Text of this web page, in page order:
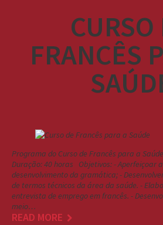
CURSO
FRANCÊS
Programa do Curso de Francês para a
Duração: 40 horas Objetivos: - Aperfeiçoar
desenvolvimento da gramática; -
de termos técnicos da área da saúde. -
entrevista de emprego em francês. -
meio…
READ MORE